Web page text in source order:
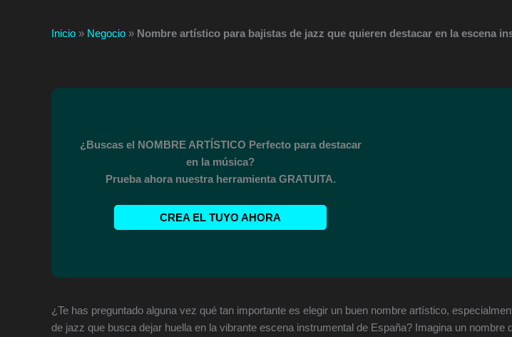
Inicio » Negocio » Nombre artístico para bajistas de jazz que quieren destacar en la escena
¿Buscas el NOMBRE ARTÍSTICO Perfecto para destacar
en la música?
Prueba ahora nuestra herramienta GRATUITA.
CREA EL TUYO AHORA
¿Te has preguntado alguna vez qué tan importante es elegir un buen nombre artístico,
de jazz que busca dejar huella en la vibrante escena instrumental de España? Imagina un nombre